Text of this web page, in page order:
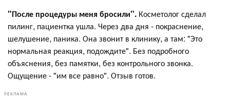
"После процедуры меня бросили". Косметолог сделал
пилинг, пациентка ушла. Через два дня - покраснение,
шелушение, паника. Она звонит в клинику, а там: "Это
нормальная реакция, подождите". Без подробного
объяснения, без памятки, без контрольного звонка.
Ощущение - "им все равно". Отзыв готов.
РЕКЛАМА